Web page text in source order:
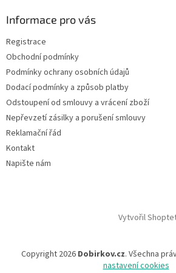
Informace pro vás
Registrace
Obchodní podmínky
Podmínky ochrany osobních údajů
Dodací podmínky a způsob platby
Odstoupení od smlouvy a vrácení zboží
Nepřevzetí zásilky a porušení smlouvy
Reklamační řád
Kontakt
Napište nám
Vytvořil
Copyright 2026 Dobirkov.cz. Všechna
nastavení cookies